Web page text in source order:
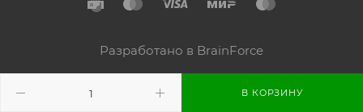
В КОРЗИНУ
Разработано в BrainForce